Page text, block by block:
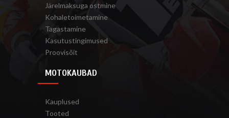
Järelmaksuga ostmine
Kohaletoimetamine
Tagastamine
Kasutustingimused
Proovisõit
MOTOKAUBAD
Kauplused
Tooted